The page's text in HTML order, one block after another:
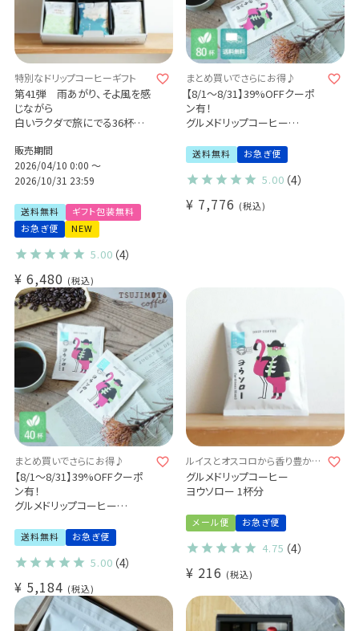
特別なドリップコーヒーギフト
第41弾 雨あがり、そよ風を感
じながら
白いラクダで旅にでる36杯ギフ
Qグレーダー厳選 スペシャルテ
ィコーヒー豆使用
挽きたて充填の新鮮ドリップコ
販売期間
2026/04/10 0:00 〜
2026/10/31 23:59
送料無料
ギフト包装無料
お急ぎ便
NEW
5.00 （4）
¥ 6,480 税込
まとめ買いでさらにお得♪
【8/1～8/31】39%OFFクーポ
ン有！
グルメドリップコーヒー
80杯セット
送料無料 お急ぎ便
5.00 （4）
¥ 7,776 税込
まとめ買いでさらにお得♪
【8/1～8/31】39%OFFクーポ
ン有！
グルメドリップコーヒー
40杯セット
送料無料 お急ぎ便
5.00 （4）
¥ 5,184 税込
ルイスとオスコロから香り豊かな
手紙が届いた！？
グルメドリップコーヒー
ヨウソロー 1杯分
メール便 お急ぎ便
4.75 （4）
¥ 216 税込